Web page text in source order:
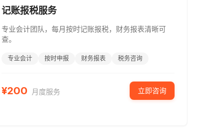
记账报税服务
专业会计团队，每月按时记账报税，财务报表清晰可
查。
专业会计 按时申报 财务报表 税务咨询
¥200 月度服务 立即咨询